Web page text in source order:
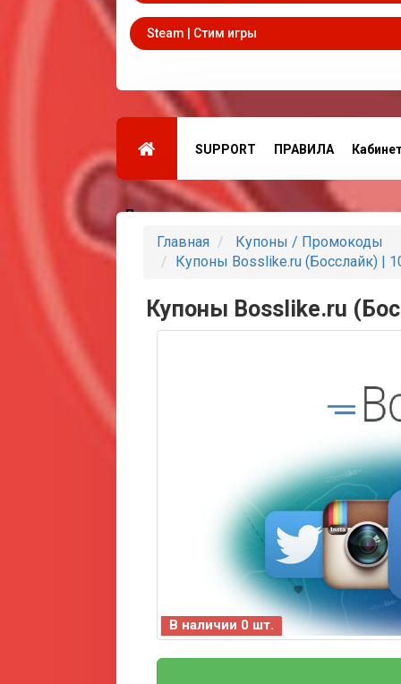
Steam | Стим игры
SUPPORT ПРАВИЛА
Партнеры
Главная
Купоны / Промокоды
Купоны Bosslike.ru (Босслайк) |
Купоны Bosslike.ru
В наличии 0 шт.